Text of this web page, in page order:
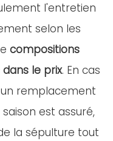
l'entretien
selon les
compositions
le prix. En cas
remplacement
est assuré,
la sépulture tout